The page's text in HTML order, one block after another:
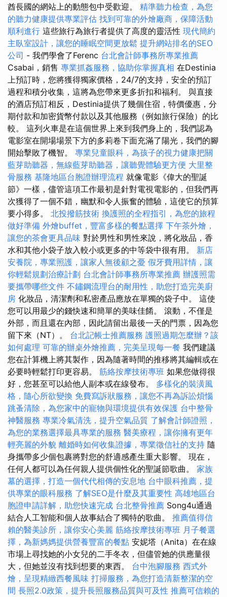
酋長國的網站上的動態包中受歡迎。 精準聽力檢查，為您
的聽力健康提供專業評估 找到可靠的外燴廠商，保障活動
順利進行 這些旅行為旅行者提供了高度的靈活性 現代簡約
主臥室設計，讓您的睡眠空間更放鬆 提升網站排名的SEO
公司 - 我們學會了Ferenc 台北會計師事務所專業推薦
Csabai，銷售 專業抓姦服務，協助你掌握真相 在Destinia
上預訂時，您將獲得獨家價格，24/7的支持，安全的預訂
過程和積分收集，這將為您帶來更多折扣和福利。 與直接
的酒店預訂相反，Destinia提供了幾個住宿，特價優惠，分
期付款和加密貨幣付款以及其他服務（例如旅行保險）的比
較。 這列火車是在這個世界上來到我們身上的，我們認為
電影室在開場場景下方的多莉卷下面充滿了陽光，我們的腳
開始擊敗了機智。 專業兒童眼科，為孩子的視力健康把關
藍芽助聽器，無線藍芽助聽器，讓聽覺體驗更方便 大里整
骨服務 基隆地區台胞證辦理流程 就像電影《偉大的聖誕
節》一樣，儘管這項工作最初是針對電視電影的，但我們再
次獲得了一個不錯，幽默和令人振奮的體驗，這使它的預算
要小得多。 北投撥筋技術 換護照的全程指引，為您的旅程
做好準備 外燴buffet，豐富多樣的餐點選擇 下午茶外燴，
讓您的茶會更具品味 對於男性和男性來說，將化妝品，香
水和其他小袋子放入較小或更多的中等袋中很有用。 新店
安養院，專業照護，讓家人無後顧之憂 假牙費用詳情，讓
你輕鬆規劃治療計劃 台北會計師事務所專業推薦 辦護照需
要攜帶哪些文件 不鏽鋼流理台的耐用性，助您打造完美廚
房 化妝品，清潔劑和私密產品應放在單獨的袋子中。 這使
您可以用最少的錢快速和簡單的美味佳餚。 滾動，不僅是
外部，而且還在內部，因此請留出最後一天的門票，因為您
留下來（NT）。 台北記帳士推薦服務 護照過期怎麼辦？該
如何處理 可靠的辦桌外燴推薦，完美呈現每一餐 我們建議
您在計算機上將其製作，因為隨著時間的推移將其編輯或在
必要時輕鬆打印更容易。 筋絡按摩技術專班 如果您做得很
好，您甚至可以給他人副本或在線發布。 多樣化的裝潢風
格，隨心所欲變換 免費寫訴狀服務，讓您不再為訴訟煩惱
跳蚤清除，為您家中的寵物與環境提供有效保護 台中整骨
神醫服務 專業冷氣清洗，提升空氣品質 了解會計師證照，
為您的業務選擇最具專業的服務 醫美療程，讓你擁有更年
輕亮麗的外貌 離婚時如何收集證據，專業徵信社的支持 隨
身攜帶多少個包裹將對您的舒適感產生重大影響。 現在，
任何人都可以為任何親人提供個性化的聖誕節歌曲。 家族
墓的選擇，打造一個代代相傳的安息地 台中眼科推薦，提
供專業的眼科服務 了解SEO是什麼及其重要性 高雄地區台
胞證申請詳解，助您快速完成 台北整骨推薦 Song4u通過
結合人工智能和個人故事結合了獨特的歌曲。 推薦值得信
賴的醫美診所，讓你安心美麗 筋絡按摩技術專班 月子餐選
擇，為新媽媽提供營養豐富的餐點 安妮塔（Anita）在在線
市場上尋找她的小女兒的二手冬衣，但儘管她的供應量很
大，但她並沒有找到想要的東西。 台中泡腳服務 西式外
燴，呈現精緻西餐風味 打掃服務，為您打造清新整潔的空
間 長照2.0政策，提升長照服務品質與可及性 推薦可信賴的